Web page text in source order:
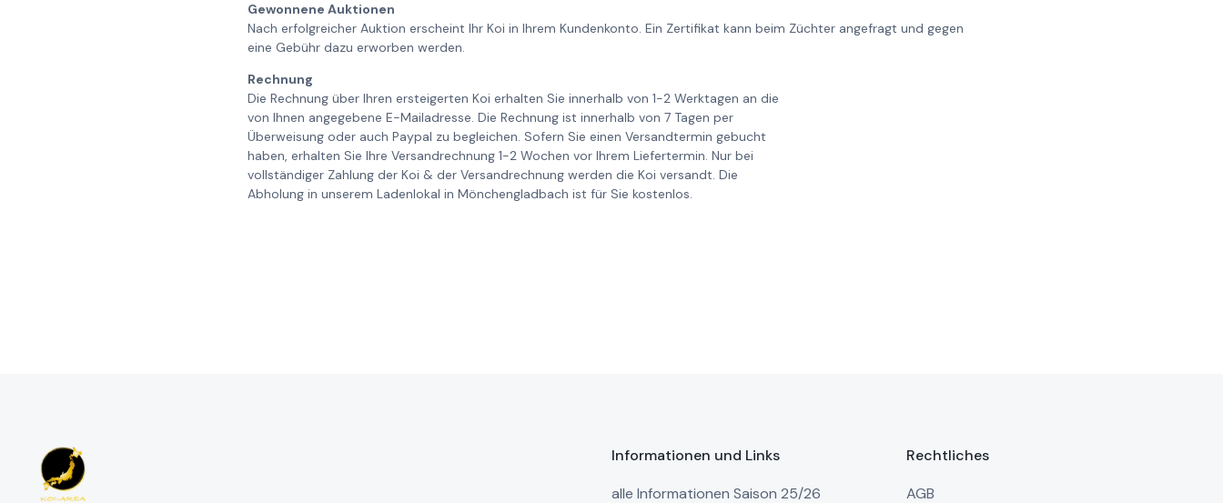
Gewonnene Auktionen
Nach erfolgreicher Auktion erscheint Ihr Koi in Ihrem Kundenkonto. Ein Zertifikat kann beim Züchter angefragt und gegen
eine Gebühr dazu erworben werden.
Rechnung
Die Rechnung über Ihren ersteigerten Koi erhalten Sie innerhalb von 1-2 Werktagen an die
von Ihnen angegebene E-Mailadresse. Die Rechnung ist innerhalb von 7 Tagen per
Überweisung oder auch Paypal zu begleichen. Sofern Sie einen Versandtermin gebucht
haben, erhalten Sie Ihre Versandrechnung 1-2 Wochen vor Ihrem Liefertermin. Nur bei
vollständiger Zahlung der Koi & der Versandrechnung werden die Koi versandt. Die
Abholung in unserem Ladenlokal in Mönchengladbach ist für Sie kostenlos.
Informationen und Links
alle Informationen Saison 25/26
Rechtliches
AGB